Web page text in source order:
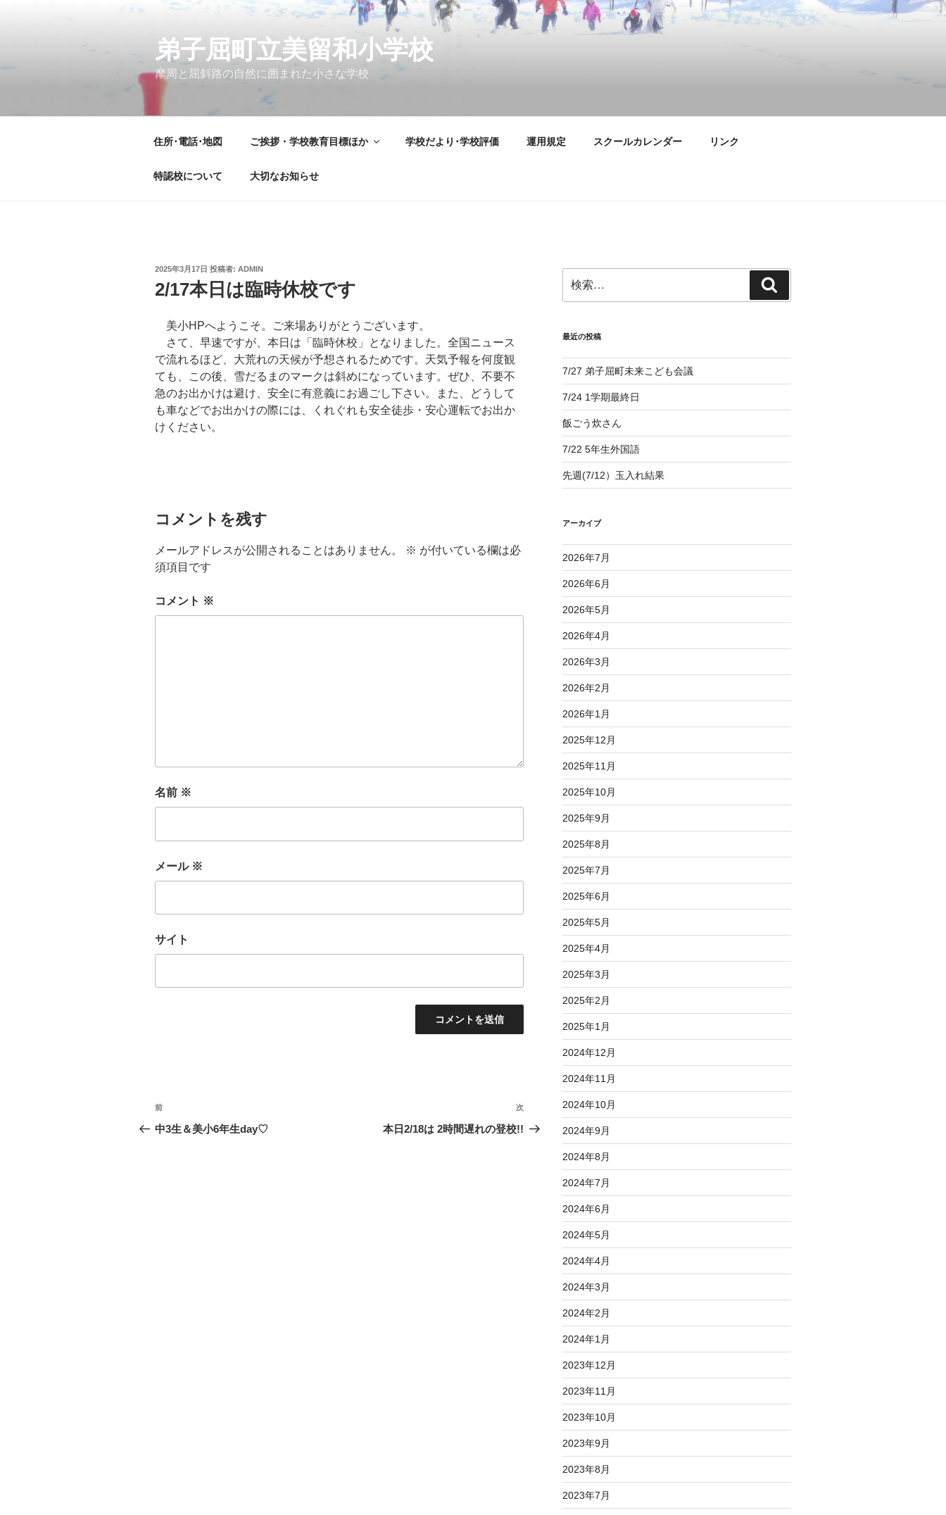
弟子屈町立美留和小学校
摩周と屈斜路の自然に囲まれた小さな学校
住所･電話･地図 ご挨拶・学校教育目標ほか 学校だより･学校評価 運用規定 スクールカレンダー リンク
特認校について 大切なお知らせ
投
日:
2025年3月17日 投稿者: ADMIN
2/17本日は臨時休校です
美小HPへようこそ。ご来場ありがとうございます。
さて、早速ですが、本日は「臨時休校」となりました。全国ニュース
で流れるほど、大荒れの天候が予想されるためです。天気予報を何度観
ても、この後、雪だるまのマークは斜めになっています。ぜひ、不要不
急のお出かけは避け、安全に有意義にお過ごし下さい。また、どうして
も車などでお出かけの際には、くれぐれも安全徒歩・安心運転でお出か
けください。
コメントを残す
メールアドレスが公開されることはありません。 ※ が付いている欄は必
須項目です
コメント ※
名前 ※
メール ※
サイト
投
稿
前
の
前
中3生＆美小6年生day♡
次
の
次
本日2/18は 2時間遅れの登校!!
索:
索
最近の投稿
7/27 弟子屈町未来こども会議
7/24 1学期最終日
飯ごう炊さん
7/22 5年生外国語
先週(7/12）玉入れ結果
アーカイブ
2026年7月
2026年6月
2026年5月
2026年4月
2026年3月
2026年2月
2026年1月
2025年12月
2025年11月
2025年10月
2025年9月
2025年8月
2025年7月
2025年6月
2025年5月
2025年4月
2025年3月
2025年2月
2025年1月
2024年12月
2024年11月
2024年10月
2024年9月
2024年8月
2024年7月
2024年6月
2024年5月
2024年4月
2024年3月
2024年2月
2024年1月
2023年12月
2023年11月
2023年10月
2023年9月
2023年8月
2023年7月